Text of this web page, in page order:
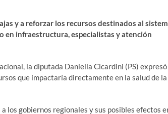
y a reforzar los recursos destinados al
en infraestructura, especialistas y atención
la diputada Daniella Cicardini (PS) expresó
que impactaría directamente en la salud de la
los gobiernos regionales y sus posibles efectos